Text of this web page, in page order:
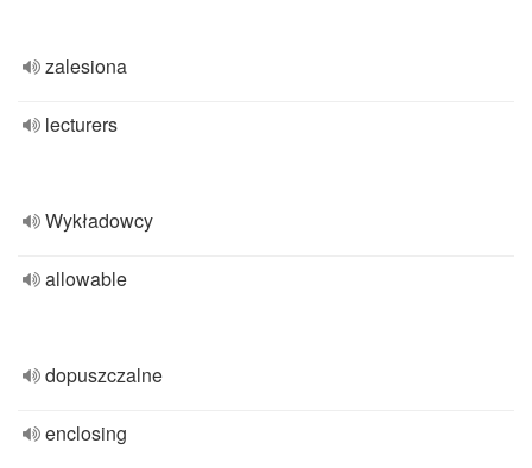
zalesiona
lecturers
Wykładowcy
allowable
dopuszczalne
enclosing